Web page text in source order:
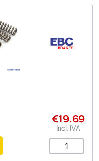
€19.69
Incl. IVA